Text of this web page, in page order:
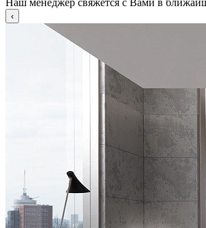
Наш менеджер свяжется с Вами в